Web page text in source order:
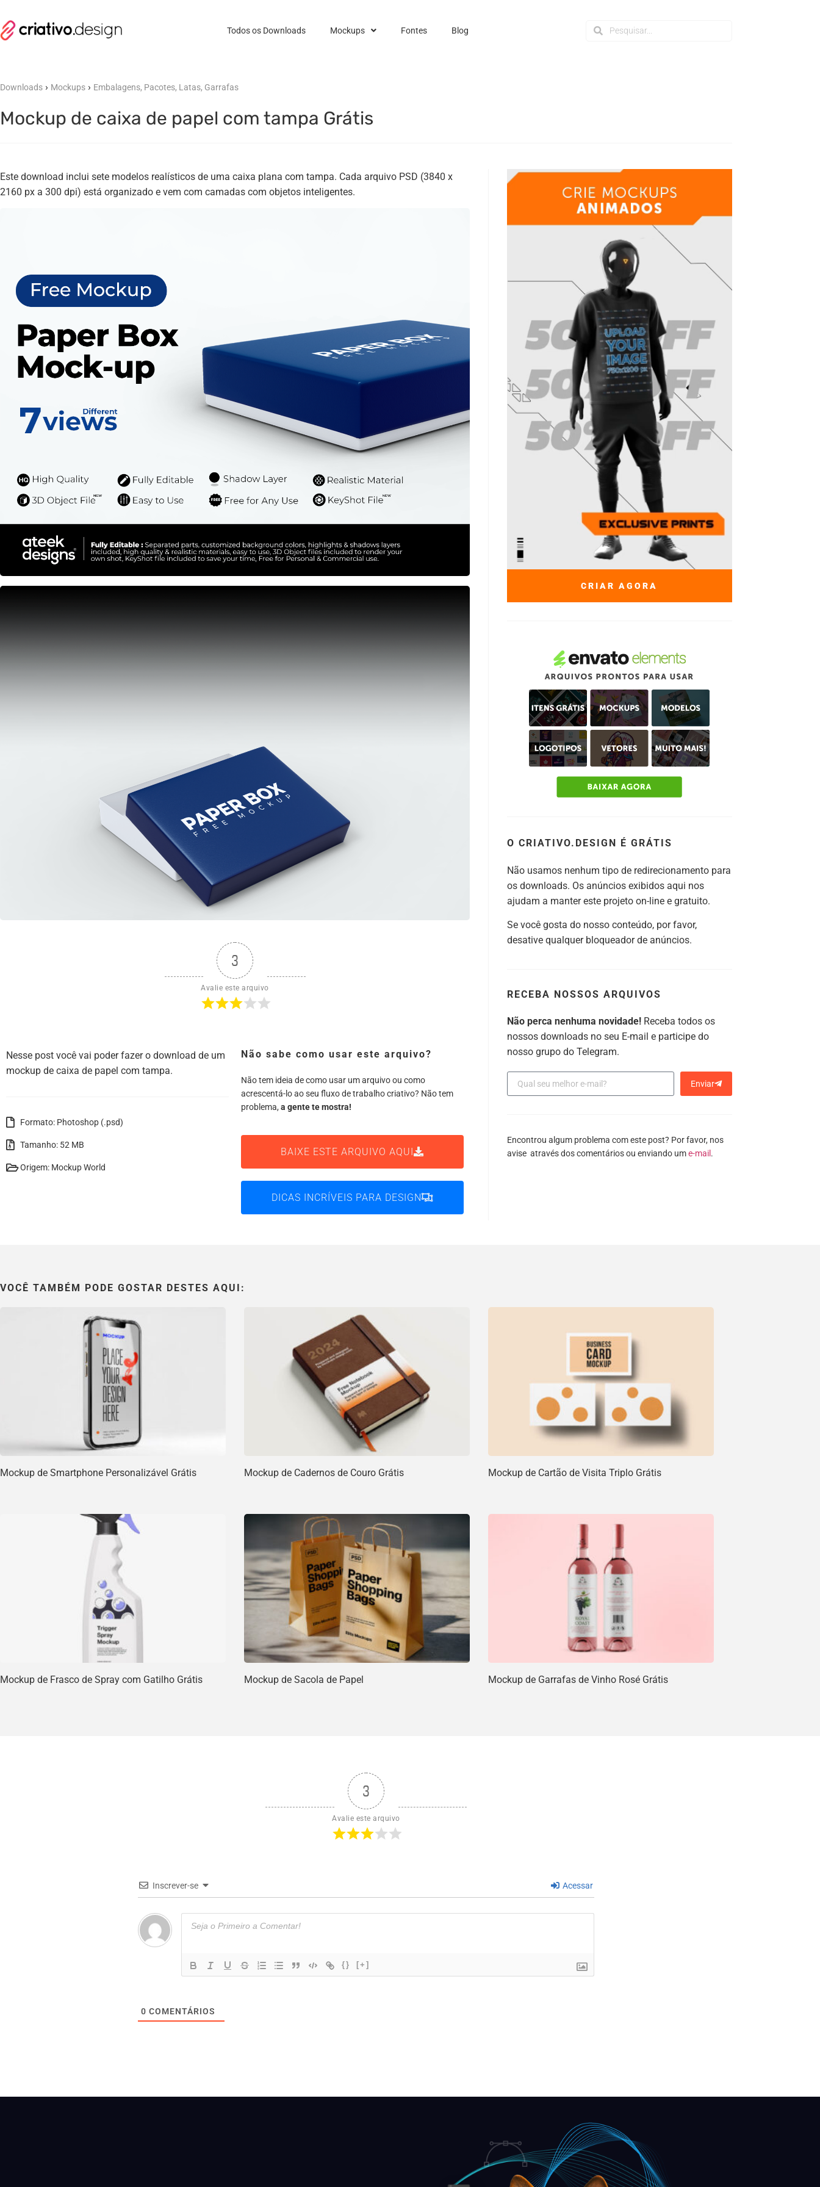
Todos os Downloads Mockups Fontes Blog
Downloads › Mockups › Embalagens, Pacotes, Latas, Garrafas
Mockup de caixa de papel com tampa Grátis
Este download inclui sete modelos realísticos de uma caixa plana com tampa. Cada arquivo PSD (3840 x
2160 px a 300 dpi) está organizado e vem com camadas com objetos inteligentes.
3
Avalie este arquivo
Nesse post você vai poder fazer o download de um
mockup de caixa de papel com tampa.
Formato: Photoshop (.psd)
Tamanho: 52 MB
Origem: Mockup World
Não sabe como usar este arquivo?
Não tem ideia de como usar um arquivo ou como
acrescentá-lo ao seu fluxo de trabalho criativo? Não tem
problema, a gente te mostra!
BAIXE ESTE ARQUIVO AQUI
DICAS INCRÍVEIS PARA DESIGN
CRIAR AGORA
O CRIATIVO.DESIGN É GRÁTIS
Não usamos nenhum tipo de redirecionamento para
os downloads. Os anúncios exibidos aqui nos
ajudam a manter este projeto on-line e gratuito.
Se você gosta do nosso conteúdo, por favor,
desative qualquer bloqueador de anúncios.
RECEBA NOSSOS ARQUIVOS
Não perca nenhuma novidade!Receba todos os
nossos downloads no seu E-mail e participe do
nosso grupo do Telegram.
Enviar
Encontrou algum problema com este post? Por favor, nos
avise através dos comentários ou enviando ume-mail .
VOCÊ TAMBÉM PODE GOSTAR DESTES AQUI:
Mockup de Smartphone Personalizável Grátis Mockup de Cadernos de Couro Grátis Mockup de Cartão de Visita Triplo Grátis
Mockup de Frasco de Spray com Gatilho Grátis Mockup de Sacola de Papel Mockup de Garrafas de Vinho Rosé Grátis
3
Avalie este arquivo
Inscrever-se Acessar
{} [+]
0 COMENTÁRIOS